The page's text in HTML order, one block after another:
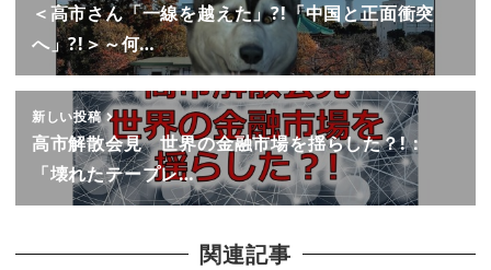
＜高市さん「一線を越えた」?!「中国と正面衝突
へ」?!＞～何…
新しい投稿
高市解散会見 世界の金融市場を揺らした？!：
「壊れたテープレ…
関連記事